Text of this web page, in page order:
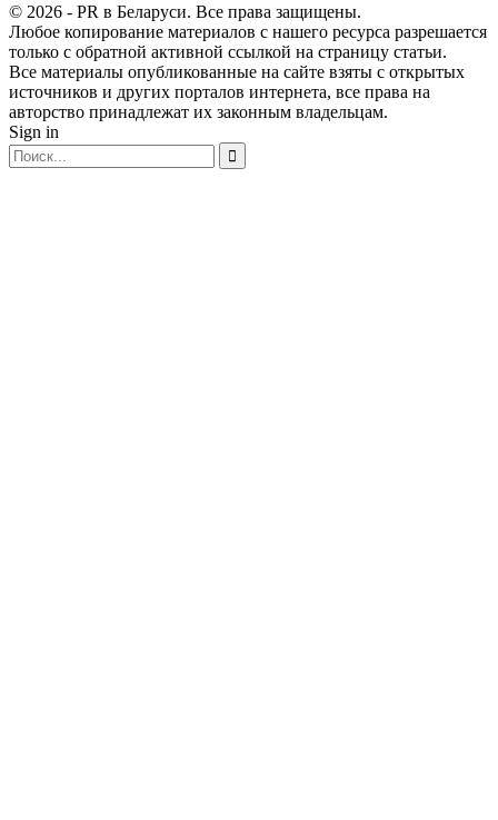
© 2026 - PR в Беларуси. Все права защищены.
Любое копирование материалов с нашего ресурса разрешается
только с обратной активной ссылкой на страницу статьи.
Все материалы опубликованные на сайте взяты с открытых
источников и других порталов интернета, все права на
авторство принадлежат их законным владельцам.
Sign in